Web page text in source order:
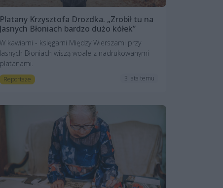
Platany Krzysztofa Drozdka. „Zrobił tu na
Jasnych Błoniach bardzo dużo kółek”
W kawiarni - księgarni Między Wierszami przy
Jasnych Błoniach wiszą woale z nadrukowanymi
platanami.
Reportaże 3 lata temu